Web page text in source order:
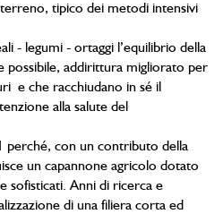
tipico dei metodi intensivi
- legumi - ortaggi l’equilibrio della
possibile, addirittura migliorato per
e che racchiudano in sé il
alla salute del
perché, con un contributo della
un capannone agricolo dotato
sofisticati. Anni di ricerca e
di una filiera corta ed